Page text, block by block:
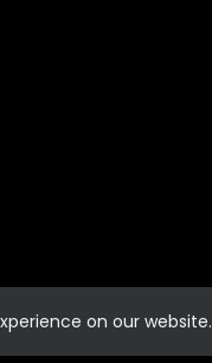
on our website.